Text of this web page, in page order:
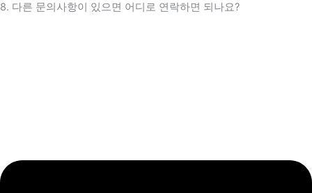
8. 다른 문의사항이 있으면 어디로 연락하면 되나요?